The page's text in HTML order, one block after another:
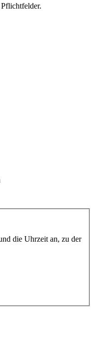
die Uhrzeit an, zu der